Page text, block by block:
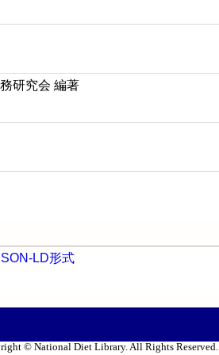
研究会 編著
LD形式
© National Diet Library. All Rights Reserved.